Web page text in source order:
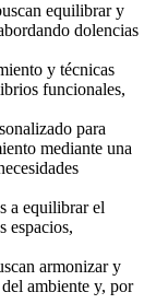
equilibrar y
dolencias
y técnicas
funcionales,
para
mediante una
a equilibrar el
espacios,
armonizar y
ambiente y, por